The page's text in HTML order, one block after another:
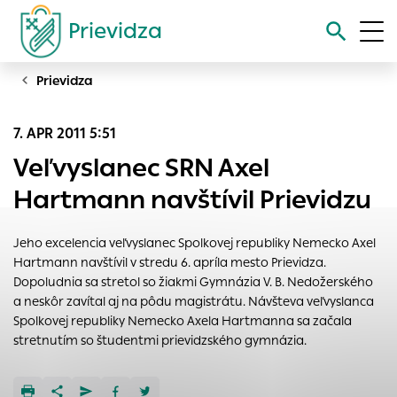
Prievidza
Vyhľadávanie
Prievidza
7. APR 2011 5:51
Veľvyslanec SRN Axel
Hartmann navštívil Prievidzu
Jeho excelencia veľvyslanec Spolkovej republiky Nemecko Axel
Hartmann navštívil v stredu 6. apríla mesto Prievidza.
Dopoludnia sa stretol so žiakmi Gymnázia V. B. Nedožerského
a neskôr zavítal aj na pôdu magistrátu. Návšteva veľvyslanca
Spolkovej republiky Nemecko Axela Hartmanna sa začala
stretnutím so študentmi prievidzského gymnázia.
Nastavenie cookies
Cookies sú malé súbory, do ktorých webové stránky môžu
ukladať informácie o vašej aktivite a preferenciách.
zapamätoval Vaše prihlásenie alebo aby sa uložila Vaša
voľba v tomto okne.
Vyberte úroveň cookies, ktorú chcete povoliť
Technické cookies
Technické súbory cookie sú pre prevádzku nevyhnutné a
umožňujú základné funkcie, ako je navigácia na stránke a